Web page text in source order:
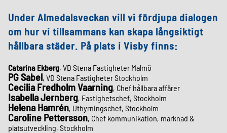
Under Almedalsveckan vill vi fördjupa dialogen
om hur vi tillsammans kan skapa långsiktigt
hållbara städer. På plats i Visby finns:
Catarina Ekberg, VD Stena Fastigheter Malmö
PG Sabel, VD Stena Fastigheter Stockholm
Cecilia Fredholm Vaarning, Chef hållbara affärer
Isabella Jernberg, Fastighetschef, Stockholm
Helena Hamrén, Uthyrningschef, Stockholm
Caroline Pettersson, Chef kommunikation, marknad &
platsutveckling, Stockholm